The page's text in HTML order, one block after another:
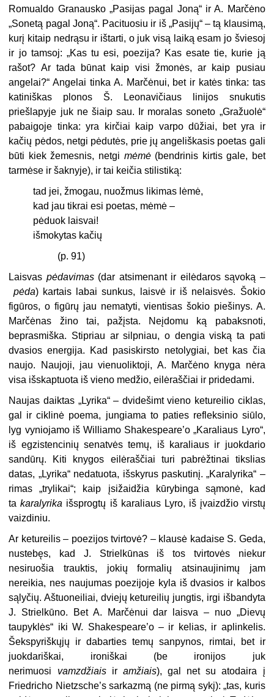
Romualdo Granausko „Pasijas pagal Joną“ ir A. Marčėno
„Sonetą pagal Joną“. Pacituosiu ir iš „Pasijų“ – tą klausimą,
kurį kitaip nedrąsu ir ištarti, o juk visą laiką esam jo šviesoj
ir jo tamsoj: „Kas tu esi, poezija? Kas esate tie, kurie ją
rašot? Ar tada būnat kaip visi žmonės, ar kaip pusiau
angelai?“ Angelai tinka A. Marčėnui, bet ir katės tinka: tas
katiniškas plonos Š. Leonavičiaus linijos snukutis
priešlapyje juk ne šiaip sau. Ir moralas soneto „Gražuolė“
pabaigoje tinka: yra kirčiai kaip varpo dūžiai, bet yra ir
kačių pėdos, netgi pėdutės, prie jų angeliškasis poetas gali
būti kiek žemesnis, netgi mėmė(bendrinis kirtis gale, bet
tarmėse ir šaknyje), ir tai keičia stilistiką:
tad jei, žmogau, nuožmus likimas lėmė,
kad jau tikrai esi poetas, mėmė –
pėduok laisvai!
išmokytas kačių
(p. 91)
Laisvas pėdavimas(dar atsimenant ir eilėdaros sąvoką –
pėda) kartais labai sunkus, laisvė ir iš nelaisvės. Šokio
figūros, o figūrų jau nematyti, vientisas šokio piešinys. A.
Marčėnas žino tai, pažįsta. Neįdomu ką pabaksnoti,
beprasmiška. Stipriau ar silpniau, o dengia viską ta pati
dvasios energija. Kad pasiskirsto netolygiai, bet kas čia
naujo. Naujoji, jau vienuoliktoji, A. Marčėno knyga nėra
visa išskaptuota iš vieno medžio, eilėraščiai ir pridedami.
Naujas daiktas „Lyrika“ – dvidešimt vieno ketureilio ciklas,
gal ir ciklinė poema, jungiama to paties refleksinio siūlo,
lyg vyniojamo iš Williamo Shakespeare’o „Karaliaus Lyro“,
iš egzistencinių senatvės temų, iš karaliaus ir juokdario
sandūrų. Kiti knygos eilėraščiai turi pabrėžtinai tikslias
datas, „Lyrika“ nedatuota, išskyrus paskutinį. „Karalyrika“ –
rimas „trylikai“; kaip įsižaidžia kūrybinga sąmonė, kad
takaralyrika išsprogtų iš karaliaus Lyro, iš įvaizdžio virstų
vaizdiniu.
Ar ketureilis – poezijos tvirtovė? – klausė kadaise S. Geda,
nustebęs, kad J. Strielkūnas iš tos tvirtovės niekur
nesiruošia trauktis, jokių formalių atsinaujinimų jam
nereikia, nes naujumas poezijoje kyla iš dvasios ir kalbos
sąlyčių. Aštuoneiliai, dviejų ketureilių jungtis, irgi išbandyta
J. Strielkūno. Bet A. Marčėnui dar laisva – nuo „Dievų
taupyklės“ iki W. Shakespeare’o – ir kelias, ir aplinkelis.
Šekspyriškųjų ir dabarties temų sanpynos, rimtai, bet ir
juokdariškai, ironiškai (be ironijos juk
nerimuosi vamzdžiaisir amžiais), gal net su atodaira į
Friedricho Nietzsche’s sarkazmą (ne pirmą sykį): „tas, kuris